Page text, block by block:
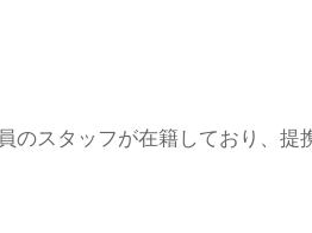
のスタッフが在籍しており、